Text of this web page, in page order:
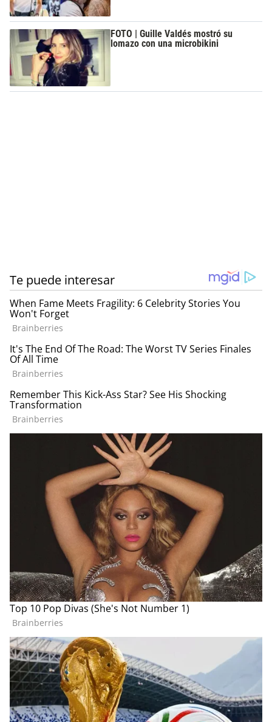
FOTO | Guille Valdés mostró su
lomazo con una microbikini